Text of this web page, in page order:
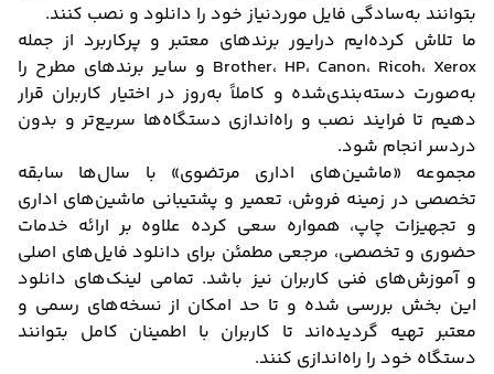
بتوانند به‌سادگی فایل موردنیاز خود را دانلود و نصب کنند.
ما تلاش کرده‌ایم درایور برندهای معتبر و پرکاربرد از جمله
Brother، HP، Canon، Ricoh، Xerox و سایر برندهای مطرح را
به‌صورت دسته‌بندی‌شده و کاملاً به‌روز در اختیار کاربران قرار
دهیم تا فرایند نصب و راه‌اندازی دستگاه‌ها سریع‌تر و بدون
دردسر انجام شود.
مجموعه «ماشین‌های اداری مرتضوی» با سال‌ها سابقه
تخصصی در زمینه فروش، تعمیر و پشتیبانی ماشین‌های اداری
و تجهیزات چاپ، همواره سعی کرده علاوه بر ارائه خدمات
حضوری و تخصصی، مرجعی مطمئن برای دانلود فایل‌های اصلی
و آموزش‌های فنی کاربران نیز باشد. تمامی لینک‌های دانلود
این بخش بررسی شده و تا حد امکان از نسخه‌های رسمی و
معتبر تهیه گردیده‌اند تا کاربران با اطمینان کامل بتوانند
دستگاه خود را راه‌اندازی کنند.